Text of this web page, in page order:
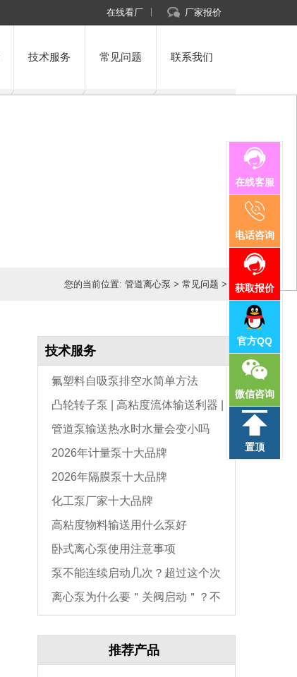
在线看厂 厂家报价
技术服务 常见问题 联系我们
在线客服
电话咨询
获取报价
官方QQ
微信咨询
置顶
您的当前位置:管道离心泵 >常见问题 >
技术服务
氟塑料自吸泵排空水简单方法
凸轮转子泵 | 高粘度流体输送利器 |
选型与维护全指南
管道泵输送热水时水量会变小吗
2026年计量泵十大品牌
2026年隔膜泵十大品牌
化工泵厂家十大品牌
高粘度物料输送用什么泵好
卧式离心泵使用注意事项
泵不能连续启动几次？超过这个次
数，电机必坏
离心泵为什么要＂关阀启动＂？不
推荐产品